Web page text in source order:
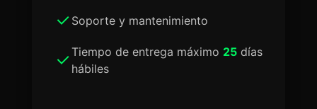
Soporte y mantenimiento
Tiempo de entrega máximo 25días
hábiles